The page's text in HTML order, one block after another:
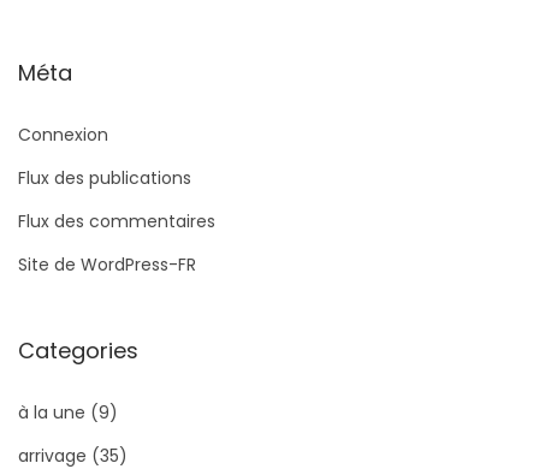
Méta
Connexion
Flux des publications
Flux des commentaires
Site de WordPress-FR
Categories
à la une (9)
arrivage (35)